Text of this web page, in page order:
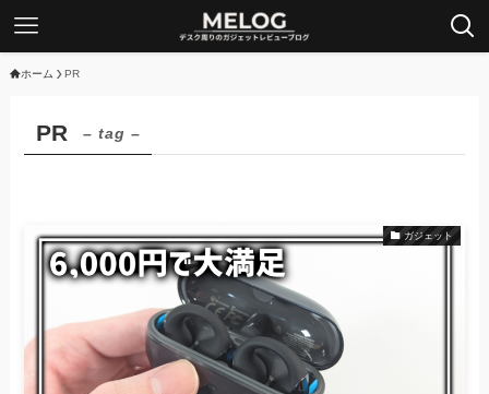
ホーム PR
PR – tag –
ガジェット